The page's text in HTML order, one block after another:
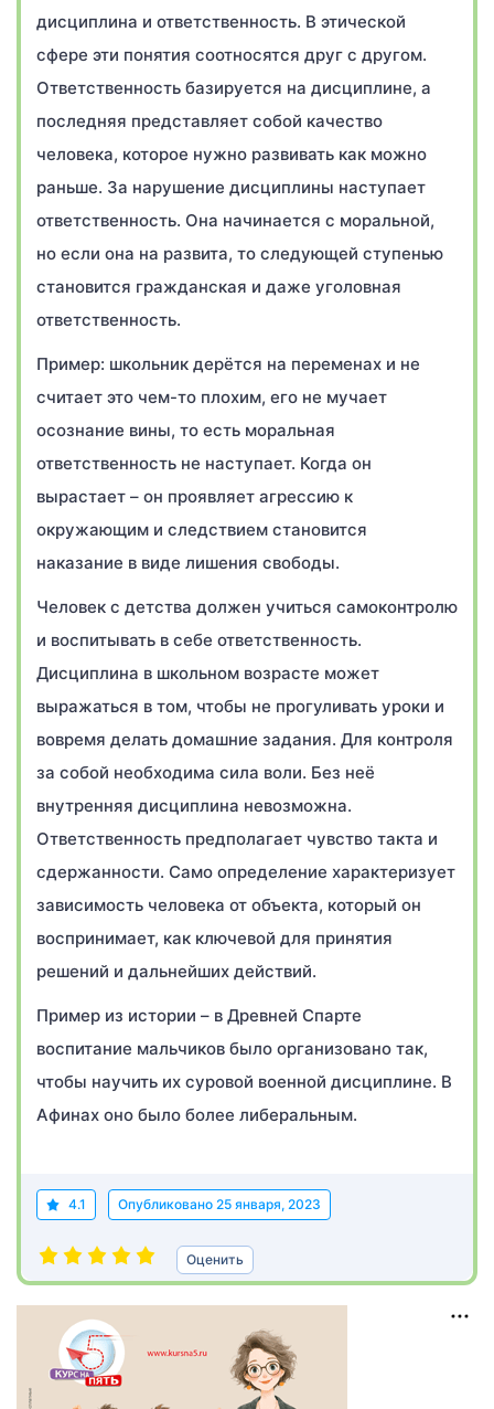
дисциплина и ответственность. В этической
сфере эти понятия соотносятся друг с другом.
Ответственность базируется на дисциплине, а
последняя представляет собой качество
человека, которое нужно развивать как можно
раньше. За нарушение дисциплины наступает
ответственность. Она начинается с моральной,
но если она на развита, то следующей ступенью
становится гражданская и даже уголовная
ответственность.
Пример: школьник дерётся на переменах и не
считает это чем-то плохим, его не мучает
осознание вины, то есть моральная
ответственность не наступает. Когда он
вырастает – он проявляет агрессию к
окружающим и следствием становится
наказание в виде лишения свободы.
Человек с детства должен учиться самоконтролю
и воспитывать в себе ответственность.
Дисциплина в школьном возрасте может
выражаться в том, чтобы не прогуливать уроки и
вовремя делать домашние задания. Для контроля
за собой необходима сила воли. Без неё
внутренняя дисциплина невозможна.
Ответственность предполагает чувство такта и
сдержанности. Само определение характеризует
зависимость человека от объекта, который он
воспринимает, как ключевой для принятия
решений и дальнейших действий.
Пример из истории – в Древней Спарте
воспитание мальчиков было организовано так,
чтобы научить их суровой военной дисциплине. В
Афинах оно было более либеральным.
4.1 Опубликовано 25 января, 2023
Оценить